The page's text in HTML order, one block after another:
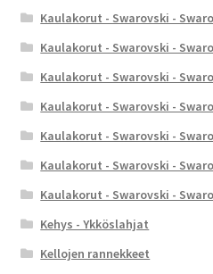
Kaulakorut - Swarovski -
Kaulakorut - Swarovski -
Kaulakorut - Swarovski -
Kaulakorut - Swarovski -
Kaulakorut - Swarovski -
Kaulakorut - Swarovski -
Kaulakorut - Swarovski -
Kehys - Ykköslahjat
Kellojen rannekkeet